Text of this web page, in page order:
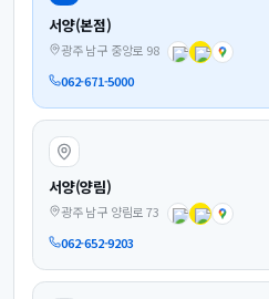
서양(본점)
광주 남구 중앙로 98
062-671-5000
서양(양림)
광주 남구 양림로 73
062-652-9203